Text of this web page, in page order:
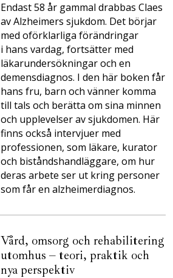
Endast 58 år gammal drabbas Claes
av Alzheimers sjukdom. Det börjar
med oförklarliga förändringar
i hans vardag, fortsätter med
läkarundersökningar och en
demensdiagnos. I den här boken får
hans fru, barn och vänner komma
till tals och berätta om sina minnen
och upplevelser av sjukdomen. Här
finns också intervjuer med
professionen, som läkare, kurator
och biståndshandläggare, om hur
deras arbete ser ut kring personer
som får en alzheimerdiagnos.
Vård, omsorg och rehabilitering
utomhus – teori, praktik och
nya perspektiv